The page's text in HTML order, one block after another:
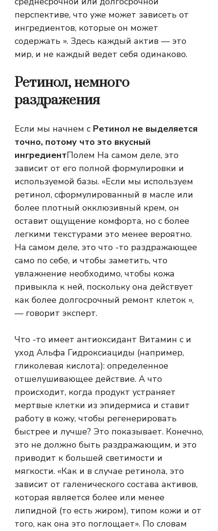
перспективе, что уже может зависеть от
ингредиентов, которые он может
содержать ». Здесь каждый актив — это
мир, и не каждый ведет себя одинаково.
Ретинол, немного
раздражения
Если мы начнем с Ретинол не выделяется
точно, потому что это вкусный
ингредиентПолем На самом деле, это
зависит от его полной формулировки и
используемой базы. «Если мы используем
ретинол, сформулированный в масле или
более плотный окклюзивный крем, он
оставит ощущение комфорта, но с более
легкими текстурами это менее вероятно.
На самом деле, это что -то раздражающее
само по себе, и чтобы заметить, что
увлажнение необходимо, чтобы кожа
привыкла к ней, поскольку она действует
как более долгосрочный ремонт клеток »,
— говорит эксперт.
Что -то имеет антиоксидант Витамин c и
уход Альфа Гидроксиациды (например,
гликолевая кислота): определенное
отшелушивающее действие. А что
происходит, когда продукт устраняет
мертвые клетки из эпидермиса и ставит
работу в кожу, чтобы регенерировать
быстрее и лучше? Это показывает. Конечно,
это не должно быть раздражающим, и это
приводит к большей светимости и
мягкости. «Как и в случае ретинола, это
зависит от галенического состава активов,
которая является более или менее
липидной (то есть жиром), типом кожи и от
того, как она это поглощает». По словам